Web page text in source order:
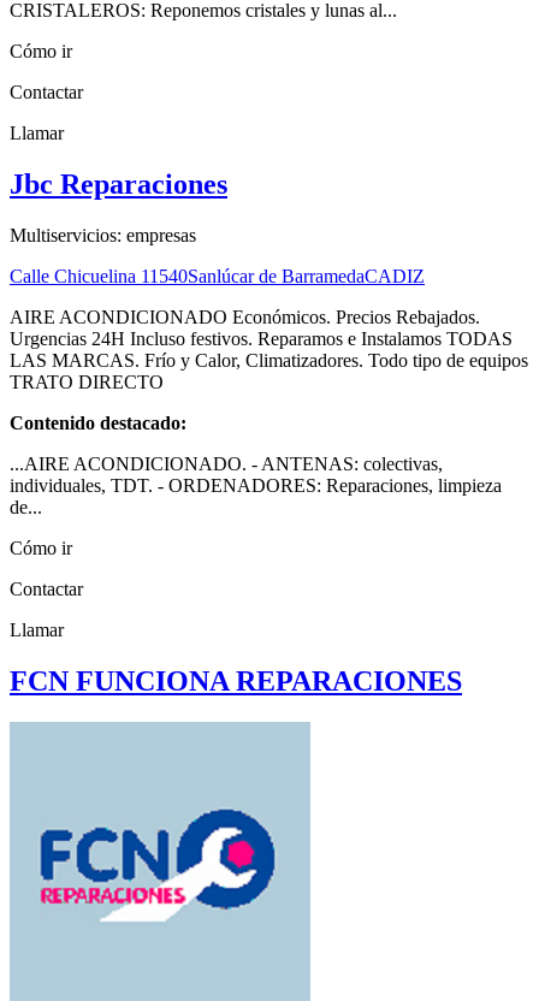
CRISTALEROS: Reponemos cristales y lunas al...
Cómo ir
Contactar
Llamar
Jbc Reparaciones
Multiservicios: empresas
Calle Chicuelina 11540Sanlúcar de BarramedaCADIZ
AIRE ACONDICIONADO Económicos. Precios Rebajados.
Urgencias 24H Incluso festivos. Reparamos e Instalamos TODAS
LAS MARCAS. Frío y Calor, Climatizadores. Todo tipo de equipos
TRATO DIRECTO
Contenido destacado:
...AIRE ACONDICIONADO. - ANTENAS: colectivas,
individuales, TDT. - ORDENADORES: Reparaciones, limpieza
de...
Cómo ir
Contactar
Llamar
FCN FUNCIONA REPARACIONES